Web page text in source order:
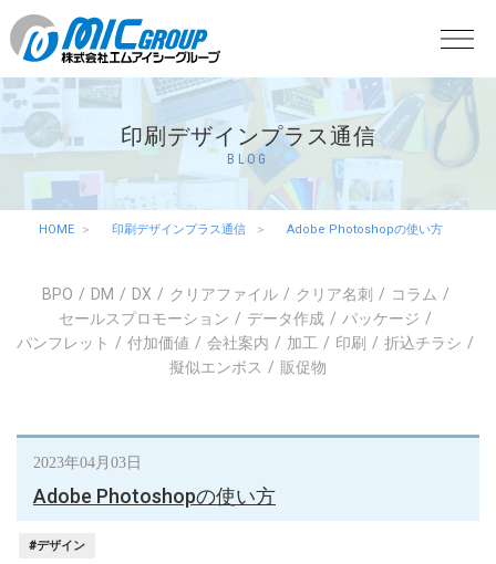
印刷デザインプラス通信
BLOG
HOME 印刷デザインプラス通信 Adobe Photoshopの使い方
BPO DM DX クリアファイル クリア名刺
コラム
セールスプロモーション
データ作成
パッケージ
パンフレット
付加価値 会社案内 加工 印刷
折込チラシ
擬似エンボス
販促物
2023年04月03日
Adobe Photoshopの使い方
#デザイン